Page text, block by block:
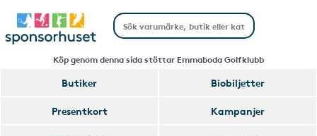
Köp genom denna sida stöttar Emmaboda Golfklubb
Butiker
Biobiljetter
Presentkort
Kampanjer